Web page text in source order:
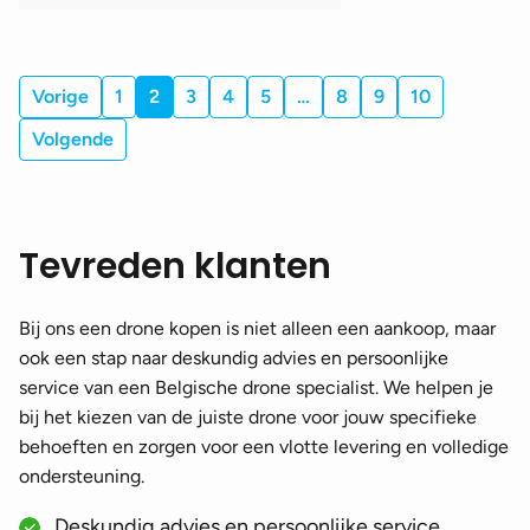
DJI Mic 2 accessoires
DJI Mic Mini accessoires
DJI Mavic 3 Classic accessoires
DJI Mavic 3 Pro accessoires
DJI Mavic 4 Pro accessoires
DJI Mavic 2 accessoires
(6)
DJI Air accessoires
DJI Air accessoires
DJI Air 2 accessoires
(6)
Vorige 1 2 3 4 5 … 8 9
10
Volgende
Tevreden klanten
Bij ons een drone kopen is niet alleen een aankoop, maar
ook een stap naar deskundig advies en persoonlijke
service van een Belgische drone specialist. We helpen je
bij het kiezen van de juiste drone voor jouw specifieke
behoeften en zorgen voor een vlotte levering en volledige
ondersteuning.